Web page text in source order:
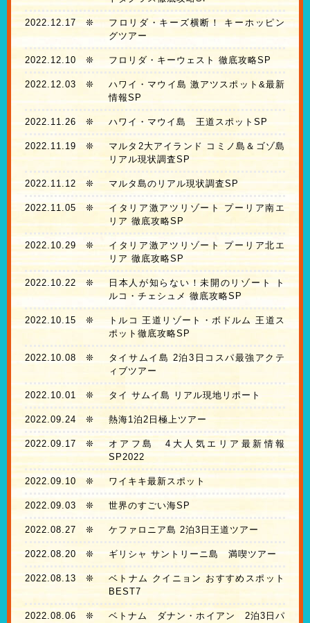
2022.12.17❊
フロリダ・キーズ横断！ キーホッピン
グツアー
2022.12.10 ❊ フロリダ・キーウェスト 徹底攻略SP
2022.12.03 ❊
ハワイ・マウイ島 激アツスポット&最新
情報SP
2022.11.26 ❊ ハワイ・マウイ島 王道スポットSP
2022.11.19 ❊
マルタ2大アイランド コミノ島＆ゴゾ島
リアル現状調査SP
2022.11.12❊ マルタ島のリアル現状調査SP
2022.11.05 ❊
イタリア激アツリゾート プーリア南エ
リア 徹底攻略SP
2022.10.29❊
イタリア激アツリゾート プーリア北エ
リア 徹底攻略SP
2022.10.22 ❊
日本人が知らない！未開のリゾート ト
ルコ・チェシュメ 徹底攻略SP
2022.10.15 ❊
トルコ 王道リゾート・ボドルム 王道ス
ポット徹底攻略SP
2022.10.08 ❊
タイサムイ島 2泊3日コスパ最強アクテ
ィブツアー
2022.10.01 ❊ タイ サムイ島 リアル現地リポート
2022.09.24 ❊ 熱海1泊2日極上ツアー
2022.09.17 ❊
オアフ島 4大人気エリア最新情報
SP2022
2022.09.10 ❊ ワイキキ最新スポット
2022.09.03 ❊ 世界のすごい海SP
2022.08.27 ❊ ケファロニア島 2泊3日王道ツアー
2022.08.20❊ ギリシャ サントリーニ島 満喫ツアー
2022.08.13 ❊
ベトナム クイニョン おすすめスポット
BEST7
2022.08.06 ❊ ベトナム ダナン・ホイアン 2泊3日パ